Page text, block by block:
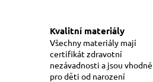
Kvalitní materiály
Všechny materiály mají
certifikát zdravotní
nezávadnosti a jsou vhodné
pro děti od narození